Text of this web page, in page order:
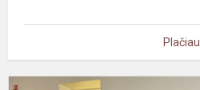
Plačiau
Ikimokyklinukų